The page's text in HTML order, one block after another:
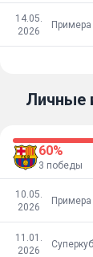
14.05.
2026
Личные
60%
3 победы
10.05.
2026
11.01.
2026